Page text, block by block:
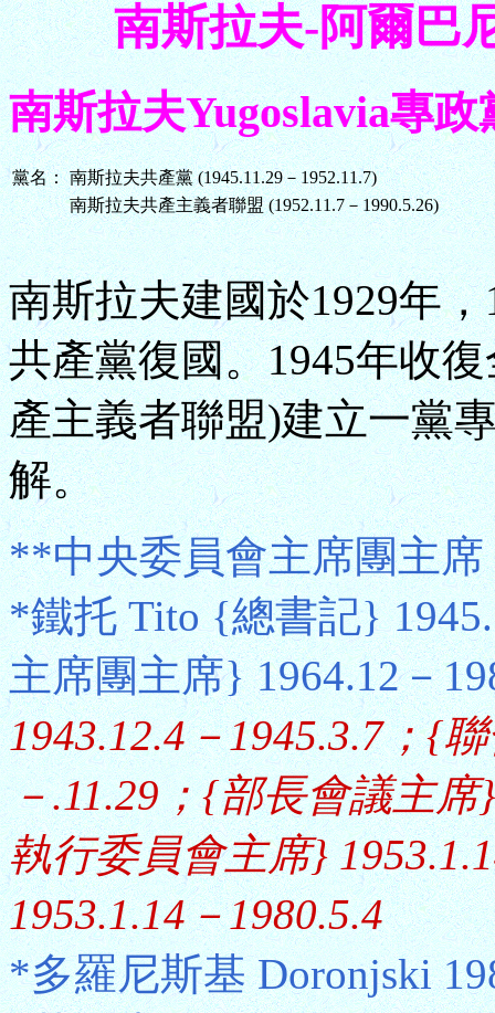
南斯拉夫-阿爾巴
南斯拉夫Yugoslavia專政
黨名： 南斯拉夫共產黨 (1945.11.29－1952.11.7)
南斯拉夫共產主義者聯盟 (1952.11.7－1990.5.26)
南斯拉夫建國於1929年
共產黨復國。1945年收
產主義者聯盟)建立一黨
解。
**中央委員會主席團主席
*鐵托 Tito {總書記}
主席團主席} 1964.12－
1943.12.4－1945.3.7；{
－.11.29；{部長會議主席
執行委員會主席}
1953.1.14－1980.5.4
*多羅尼斯基 Doronjski